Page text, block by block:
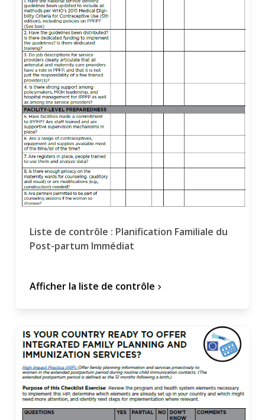
Liste de contrôle : Planification Familiale du
Post-partum Immédiat
Afficher la liste de contrôle chevron_forward